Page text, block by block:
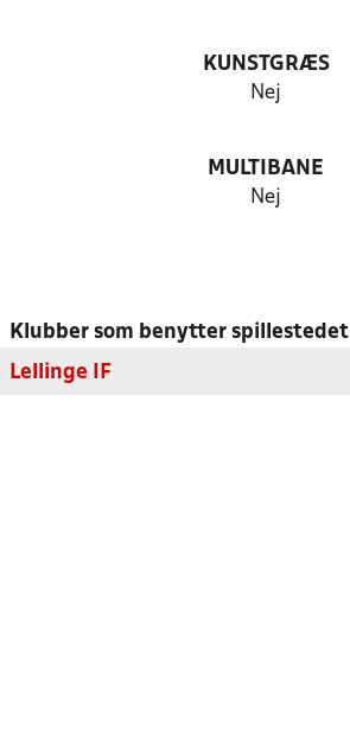
KUNSTGRÆS
Nej
MULTIBANE
Nej
Klubber som benytter spillestedet
Lellinge IF